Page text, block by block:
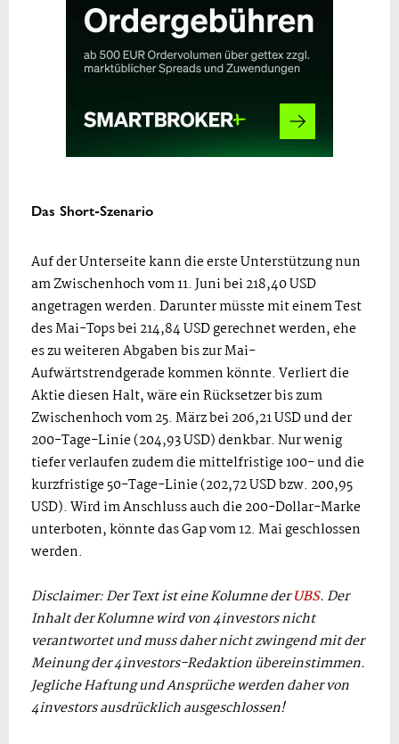
Das Short-Szenario
Auf der Unterseite kann die erste Unterstützung nun
am Zwischenhoch vom 11. Juni bei 218,40 USD
angetragen werden. Darunter müsste mit einem Test
des Mai-Tops bei 214,84 USD gerechnet werden, ehe
es zu weiteren Abgaben bis zur Mai-
Aufwärtstrendgerade kommen könnte. Verliert die
Aktie diesen Halt, wäre ein Rücksetzer bis zum
Zwischenhoch vom 25. März bei 206,21 USD und der
200-Tage-Linie (204,93 USD) denkbar. Nur wenig
tiefer verlaufen zudem die mittelfristige 100- und die
kurzfristige 50-Tage-Linie (202,72 USD bzw. 200,95
USD). Wird im Anschluss auch die 200-Dollar-Marke
unterboten, könnte das Gap vom 12. Mai geschlossen
werden.
Disclaimer: Der Text ist eine Kolumne derUBS. Der
Inhalt der Kolumne wird von 4investors nicht
verantwortet und muss daher nicht zwingend mit der
Meinung der 4investors-Redaktion übereinstimmen.
Jegliche Haftung und Ansprüche werden daher von
4investors ausdrücklich ausgeschlossen!